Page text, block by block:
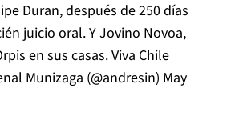
Duran, después de 250 días
juicio oral. Y Jovino Novoa,
en sus casas. Viva Chile
Munizaga (@andresin) May